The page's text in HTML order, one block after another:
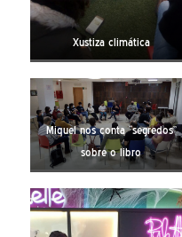
Xustiza climática
Miquel nos conta “segredos”
sobre o libro